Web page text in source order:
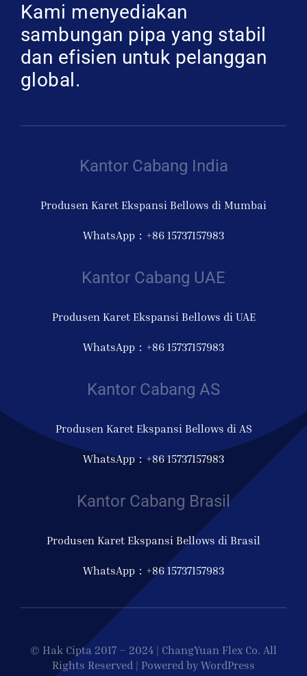
Kami menyediakan
sambungan pipa yang stabil
dan efisien untuk pelanggan
global.
Kantor Cabang India
Produsen Karet Ekspansi Bellows di Mumbai
WhatsApp：+86 15737157983
Kantor Cabang UAE
Produsen Karet Ekspansi Bellows di UAE
WhatsApp：+86 15737157983
Kantor Cabang AS
Produsen Karet Ekspansi Bellows di AS
WhatsApp：+86 15737157983
Kantor Cabang Brasil
Produsen Karet Ekspansi Bellows di Brasil
WhatsApp：+86 15737157983
© Hak Cipta 2017 – 2024 | ChangYuan Flex Co. All
Rights Reserved | Powered by WordPress